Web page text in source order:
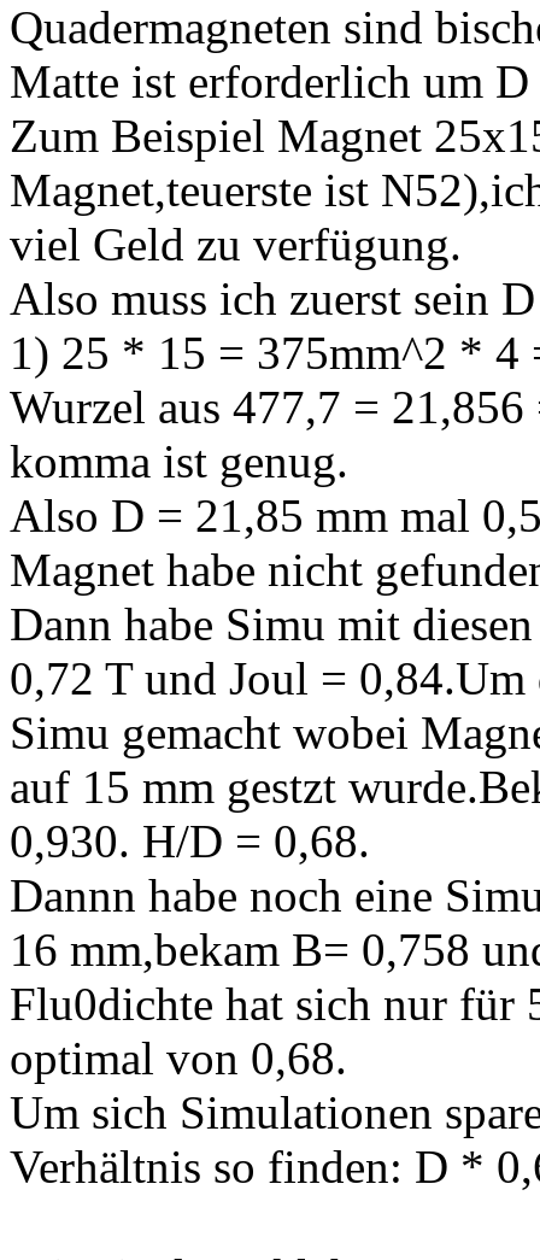
Quadermagneten sind
Matte ist erforderlich um D
Zum Beispiel Magnet
Magnet,teuerste ist
viel Geld zu verfügung.
Also muss ich zuerst sein
1) 25 * 15 = 375mm^2 * 4
Wurzel aus 477,7 =
komma ist genug.
Also D = 21,85 mm mal
Magnet habe nicht
Dann habe Simu mit
0,72 T und Joul =
Simu gemacht wobei
auf 15 mm gestzt
0,930. H/D = 0,68.
Dannn habe noch eine
16 mm,bekam B= 0,758
Flu0dichte hat sich nur für
optimal von 0,68.
Um sich Simulationen
Verhältnis so finden: D *